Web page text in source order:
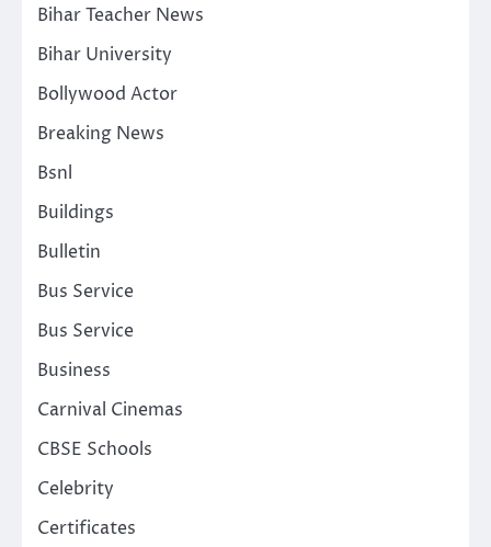
Bihar Teacher News
Bihar University
Bollywood Actor
Breaking News
Bsnl
Buildings
Bulletin
Bus Service
Bus Service
Business
Carnival Cinemas
CBSE Schools
Celebrity
Certificates